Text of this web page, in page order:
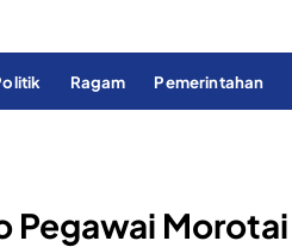
Ragam Pemerintahan
Pegawai Morotai